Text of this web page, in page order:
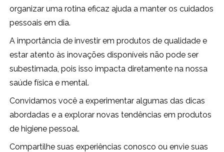
organizar uma rotina eficaz ajuda a manter os cuidados
pessoais em dia.
A importância de investir em produtos de qualidade e
estar atento às inovações disponíveis não pode ser
subestimada, pois isso impacta diretamente na nossa
saúde física e mental.
Convidamos você a experimentar algumas das dicas
abordadas e a explorar novas tendências em produtos
de higiene pessoal.
Compartilhe suas experiências conosco ou envie suas